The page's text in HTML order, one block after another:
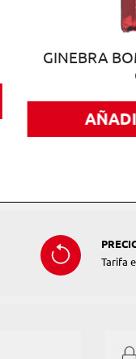
GINEBRA
Tarifa